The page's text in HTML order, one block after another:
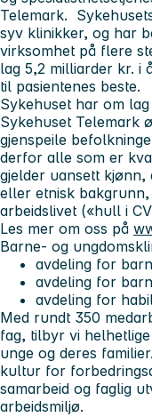
Telemark.
syv klinikker, og har
virksomhet på flere
lag 5,2 milliarder kr. i
til pasientenes beste.
Sykehuset har om
Sykehuset Telemark
gjenspeile
derfor alle som er
gjelder uansett kjønn,
eller etnisk
arbeidslivet («hull i
Les mer om oss på
Barne- og
avdeling for
avdeling for
avdeling for
Med rundt 350
fag, tilbyr vi
unge og deres
kultur for
samarbeid og faglig
arbeidsmiljø.